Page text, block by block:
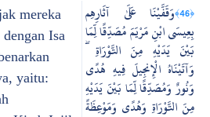
mereka
Isa
yaitu:
﴿46﴾
وَقَفَّيْنَا عَلَىٰ آثَارِهِم
بِعِيسَى ابْنِ مَرْيَمَ مُصَدِّقًا لِّمَا
بَيْنَ يَدَيْهِ مِنَ التَّوْرَاةِ ۖ
وَآتَيْنَاهُ الْإِنجِيلَ فِيهِ هُدًى
وَنُورٌ وَمُصَدِّقًا لِّمَا بَيْنَ يَدَيْهِ
مِنَ التَّوْرَاةِ وَهُدًى وَمَوْعِظَةً